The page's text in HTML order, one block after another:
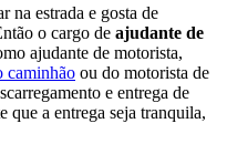
na estrada e gosta de
o cargo de ajudante de
ajudante de motorista,
caminhão ou do motorista de
e entrega de
que a entrega seja tranquila,